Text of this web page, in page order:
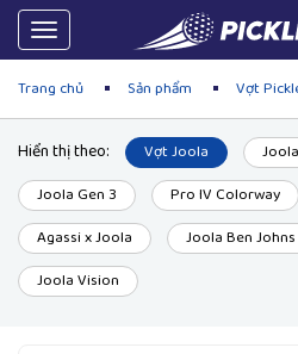
Toggle
navigation
Trang chủ Sản phẩm Vợt
Hiển thị theo: Vợt Joola
Joola Gen 3
Pro IV Colorway
Agassi x Joola
Joola Ben Johns
Joola Vision